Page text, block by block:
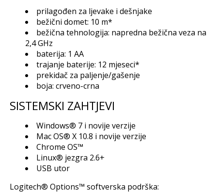
prilagođen za ljevake i dešnjake
bežični domet: 10 m*
bežična tehnologija: napredna bežična veza na
2,4 GHz
baterija: 1 AA
trajanje baterije: 12 mjeseci*
prekidač za paljenje/gašenje
boja: crveno-crna
SISTEMSKI ZAHTJEVI
Windows® 7 i novije verzije
Mac OS® X 10.8 i novije verzije
Chrome OS™
Linux® jezgra 2.6+
USB utor
Logitech® Options™ softverska podrška: